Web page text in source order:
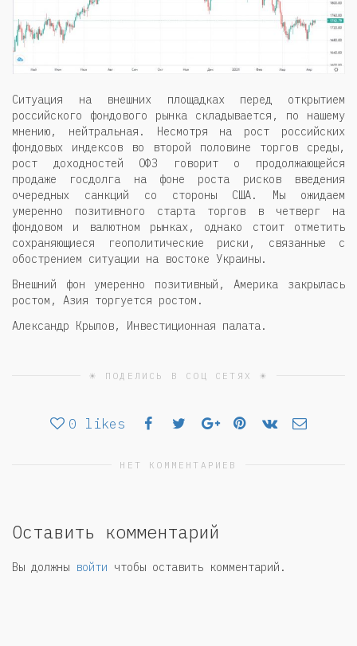
Ситуация на внешних площадках перед открытием
российского фондового рынка складывается, по нашему
мнению, нейтральная. Несмотря на рост российских
фондовых индексов во второй половине торгов среды,
рост доходностей ОФЗ говорит о продолжающейся
продаже госдолга на фоне роста рисков введения
очередных санкций со стороны США. Мы ожидаем
умеренно позитивного старта торгов в четверг на
фондовом и валютном рынках, однако стоит отметить
сохраняющиеся геополитические риски, связанные с
обострением ситуации на востоке Украины.
Внешний фон умеренно позитивный, Америка закрылась
ростом, Азия торгуется ростом.
Александр Крылов, Инвестиционная палата.
☀ ПОДЕЛИСЬ В СОЦ СЕТЯХ ☀
0 likes
НЕТ КОММЕНТАРИЕВ
Оставить комментарий
Вы должны войти чтобы оставить комментарий.